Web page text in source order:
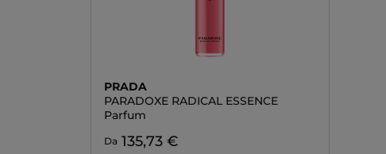
PRADA
PARADOXE RADICAL ESSENCE
Parfum
Da 135,73 €